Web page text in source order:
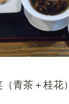
青茶＋桂花）